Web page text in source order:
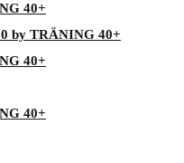
40+
by TRÄNING 40+
40+
40+